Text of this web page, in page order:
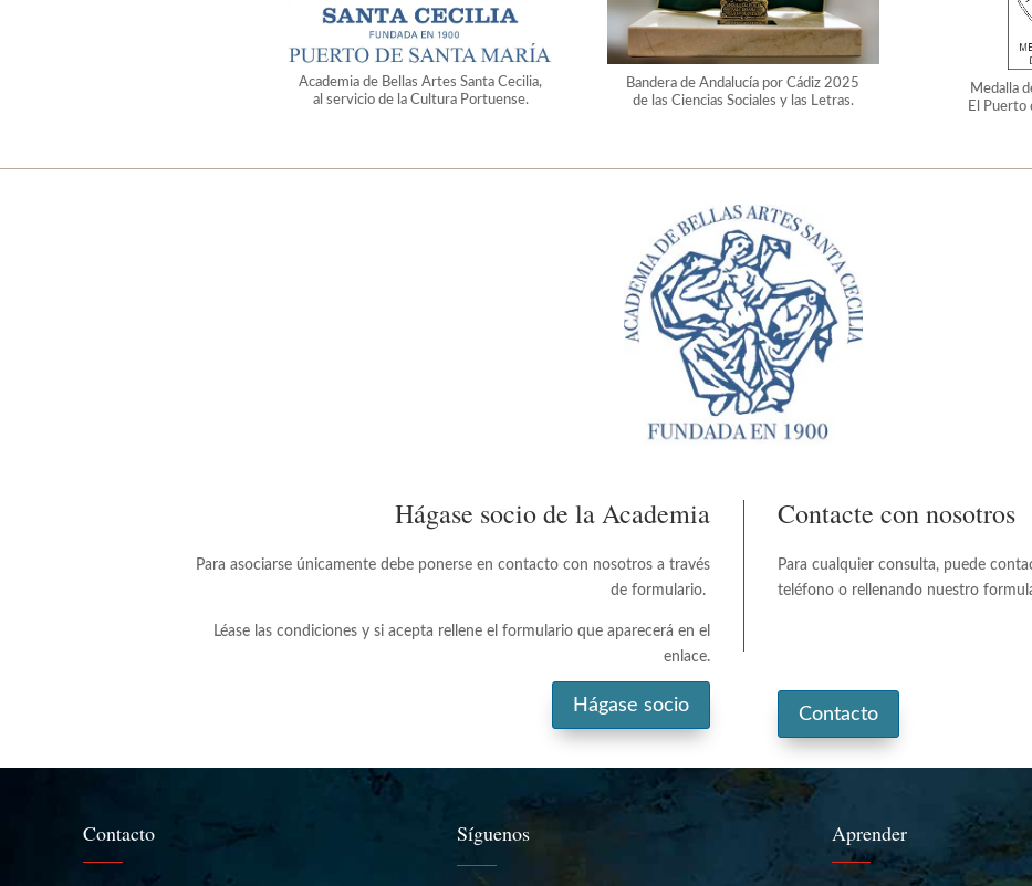
Academia de Bellas Artes Santa Cecilia,
al servicio de la Cultura Portuense.
Bandera de Andalucía por Cádiz 2025
de las Ciencias Sociales y las Letras.
Medalla
El Puerto
Hágase socio de la Academia
Para asociarse únicamente debe ponerse en contacto con nosotros a través
de formulario.
Léase las condiciones y si acepta rellene el formulario que aparecerá en el
enlace.
Hágase socio
Contacte con nosotros
Para cualquier consulta, puede
teléfono o rellenando nuestro
Contacto
Contacto Síguenos Aprender